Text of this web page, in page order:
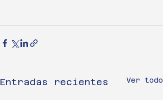
Entradas recientes Ver todo